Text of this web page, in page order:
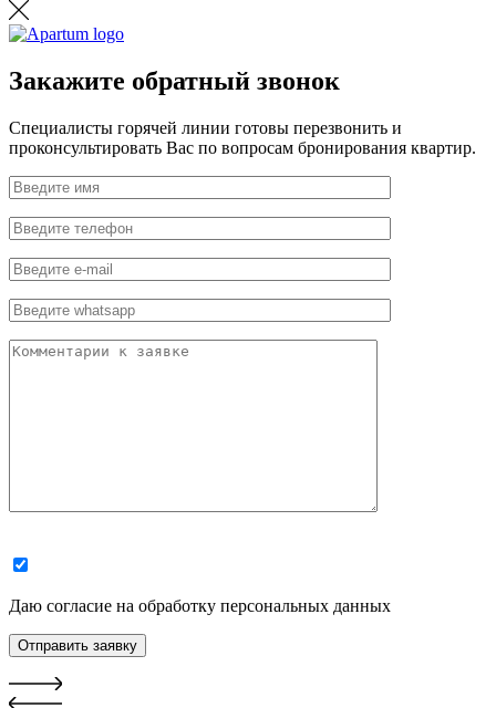
Закажите обратный звонок
Специалисты горячей линии готовы перезвонить и
проконсультировать Вас по вопросам бронирования квартир.
Даю согласие на обработку персональных данных
Отправить заявку